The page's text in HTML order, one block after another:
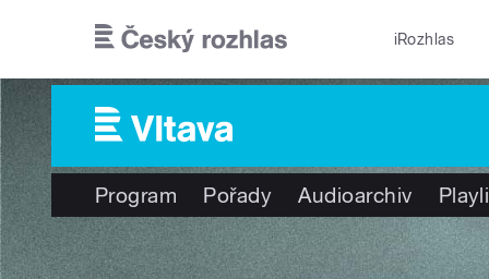
iRozhlas
Program Pořady Audioarchiv